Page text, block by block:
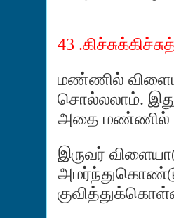
43 .
மண்ணில்
சொல்லலாம்.
அதை மண்ணில்
இருவர்